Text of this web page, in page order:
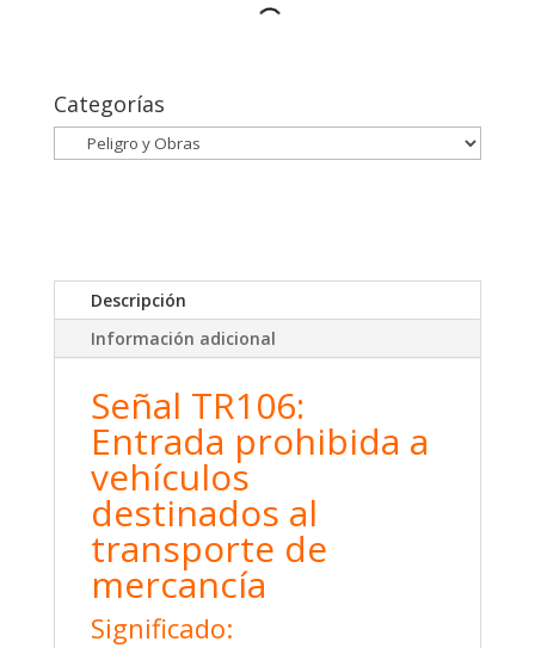
(Obras)
cantidad
Categorías
Descripción
Información adicional
Señal TR106:
Entrada prohibida a
vehículos
destinados al
transporte de
mercancía
Significado: